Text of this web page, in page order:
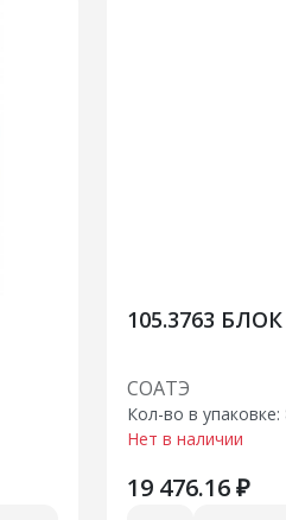
105.3763
СОАТЭ
Кол-во в упаковке:
Нет в наличии
19 476.16 ₽